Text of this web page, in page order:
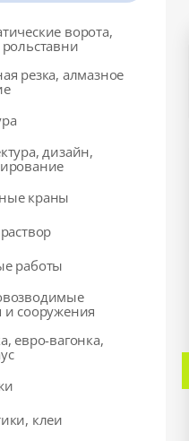
ворота,
резка, алмазное
дизайн,
краны
работы
и сооружения
евро-вагонка,
клеи